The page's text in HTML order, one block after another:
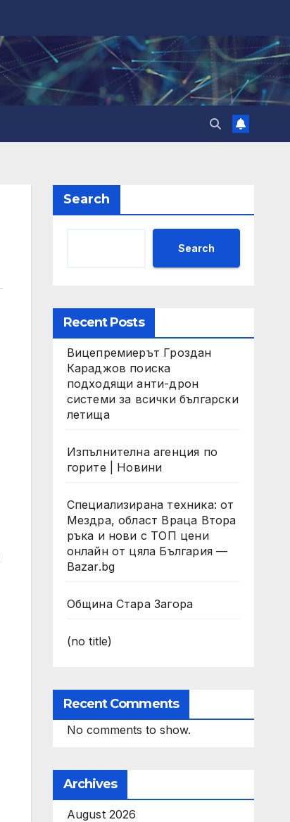
Search
Search
Recent Posts
Вицепремиерът Гроздан
Караджов поиска
подходящи анти-дрон
системи за всички български
летища
Изпълнителна агенция по
горите | Новини
Специализирана техника: от
Мездра, област Враца Втора
ръка и нови с ТОП цени
онлайн от цяла България —
Bazar.bg
Община Стара Загора
(no title)
Recent Comments
No comments to show.
Archives
August 2026